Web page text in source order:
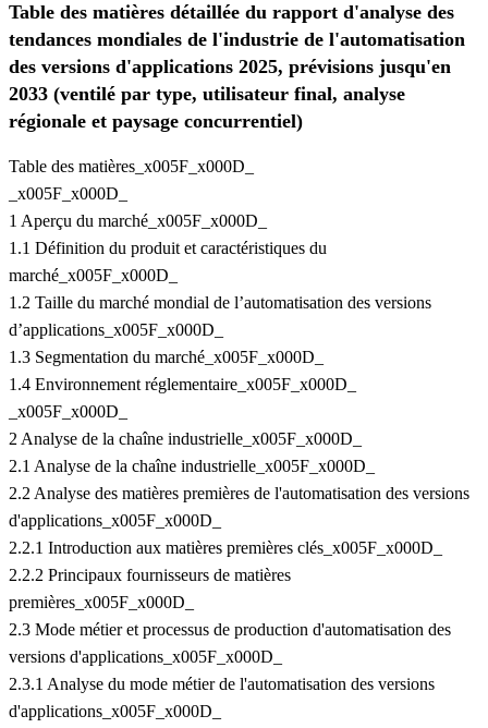
Table des matières détaillée du rapport d'analyse des
tendances mondiales de l'industrie de l'automatisation
des versions d'applications 2025, prévisions jusqu'en
2033 (ventilé par type, utilisateur final, analyse
régionale et paysage concurrentiel)
Table des matières_x005F_x000D_
_x005F_x000D_
1 Aperçu du marché_x005F_x000D_
1.1 Définition du produit et caractéristiques du
marché_x005F_x000D_
1.2 Taille du marché mondial de l’automatisation des versions
d’applications_x005F_x000D_
1.3 Segmentation du marché_x005F_x000D_
1.4 Environnement réglementaire_x005F_x000D_
_x005F_x000D_
2 Analyse de la chaîne industrielle_x005F_x000D_
2.1 Analyse de la chaîne industrielle_x005F_x000D_
2.2 Analyse des matières premières de l'automatisation des versions
d'applications_x005F_x000D_
2.2.1 Introduction aux matières premières clés_x005F_x000D_
2.2.2 Principaux fournisseurs de matières
premières_x005F_x000D_
2.3 Mode métier et processus de production d'automatisation des
versions d'applications_x005F_x000D_
2.3.1 Analyse du mode métier de l'automatisation des versions
d'applications_x005F_x000D_